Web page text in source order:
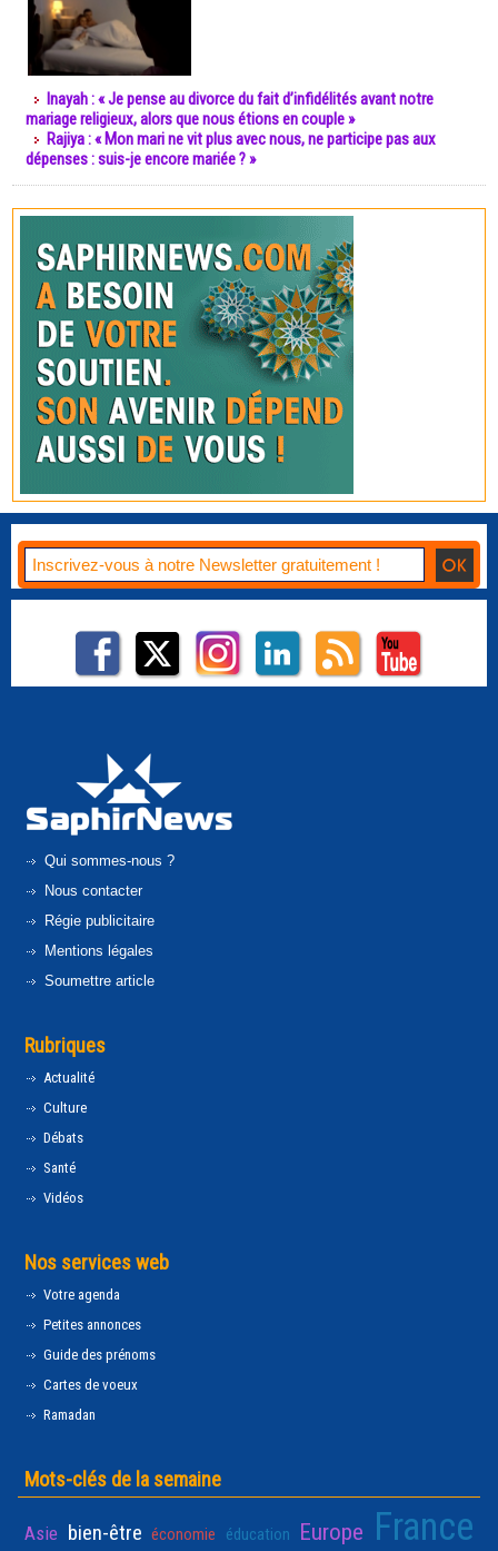
Inayah : « Je pense au divorce du fait d’infidélités avant notre
mariage religieux, alors que nous étions en couple »
Rajiya : « Mon mari ne vit plus avec nous, ne participe pas aux
dépenses : suis-je encore mariée ? »
Qui sommes-nous ?
Nous contacter
Régie publicitaire
Mentions légales
Soumettre article
Rubriques
Actualité
Culture
Débats
Santé
Vidéos
Nos services web
Votre agenda
Petites annonces
Guide des prénoms
Cartes de voeux
Ramadan
Mots-clés de la semaine
Asie bien-être économie éducation Europe France